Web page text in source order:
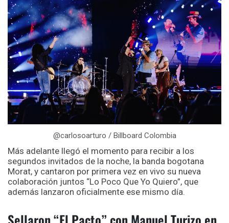
@carlosoarturo / Billboard Colombia
Más adelante llegó el momento para recibir a los
segundos invitados de la noche, la banda bogotana
Morat, y cantaron por primera vez en vivo su nueva
colaboración juntos “Lo Poco Que Yo Quiero”, que
además lanzaron oficialmente ese mismo día.